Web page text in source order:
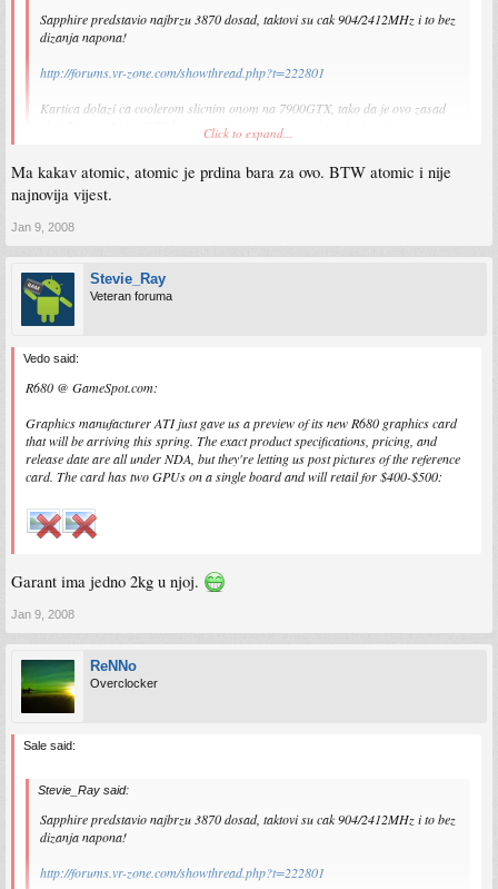
Sapphire predstavio najbrzu 3870 dosad, taktovi su cak 904/2412MHz i to bez
dizanja napona!
http://forums.vr-zone.com/showthread.php?t=222801
Kartica dolazi ca coolerom slicnim onom na 7900GTX, tako da je ovo zasad
ubjedljivo najbolja 3870 koja postoji, a vjerojatno je brza i od referentne
http://www.driverheaven.net/reviews/sap ... atomic.php
Sapphire ATOMIC HD3870 :wink:
jel to sad ta ili nije ne znam......
Click to expand...
Ma kakav atomic, atomic je prdina bara za ovo. BTW atomic i nije
najnovija vijest.
Jan 9, 2008
Stevie_Ray
Veteran foruma
Vedo said:
R680 @ GameSpot.com:
Graphics manufacturer ATI just gave us a preview of its new R680 graphics card
that will be arriving this spring. The exact product specifications, pricing, and
release date are all under NDA, but they're letting us post pictures of the reference
card. The card has two GPUs on a single board and will retail for $400-$500:
Garant ima jedno 2kg u njoj.
Jan 9, 2008
ReNNo
Overclocker
Sale said:
Stevie_Ray said:
Sapphire predstavio najbrzu 3870 dosad, taktovi su cak 904/2412MHz i to bez
dizanja napona!
http://forums.vr-zone.com/showthread.php?t=222801